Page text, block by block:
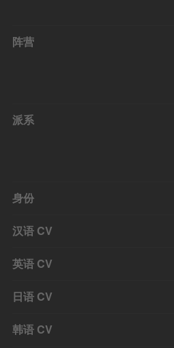
阵营
派系
身份
汉语 CV
英语 CV
日语 CV
韩语 CV